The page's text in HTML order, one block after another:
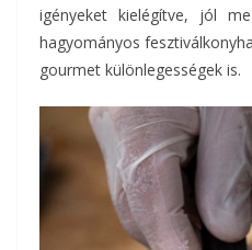
igényeket kielégítve, jól
hagyományos
gourmet különlegességek is.